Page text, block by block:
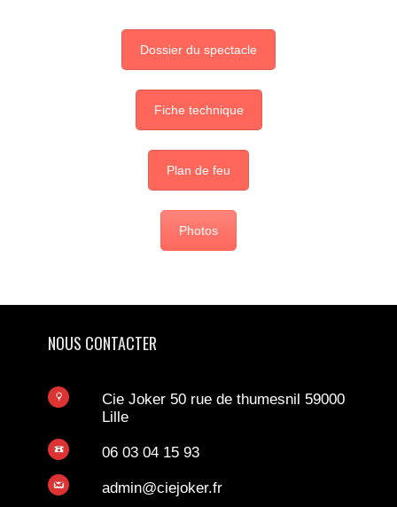
Dossier du spectacle
Fiche technique
Plan de feu
Photos
NOUS CONTACTER
Cie Joker 50 rue de thumesnil 59000
Lille
06 03 04 15 93
admin@ciejoker.fr